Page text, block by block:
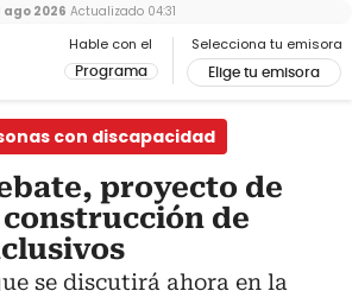
Hable con el
Programa
Selecciona tu emisora
Elige tu emisora
ago 2026 Actualizado 04:31
con discapacidad
proyecto de
de
se discutirá ahora en la